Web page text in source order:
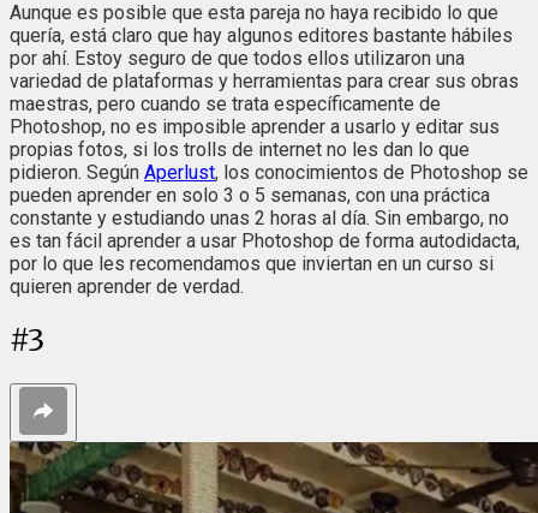
Aunque es posible que esta pareja no haya recibido lo que
quería, está claro que hay algunos editores bastante hábiles
por ahí. Estoy seguro de que todos ellos utilizaron una
variedad de plataformas y herramientas para crear sus obras
maestras, pero cuando se trata específicamente de
Photoshop, no es imposible aprender a usarlo y editar sus
propias fotos, si los trolls de internet no les dan lo que
pidieron. Según Aperlust, los conocimientos de Photoshop se
pueden aprender en solo 3 o 5 semanas, con una práctica
constante y estudiando unas 2 horas al día. Sin embargo, no
es tan fácil aprender a usar Photoshop de forma autodidacta,
por lo que les recomendamos que inviertan en un curso si
quieren aprender de verdad.
#3